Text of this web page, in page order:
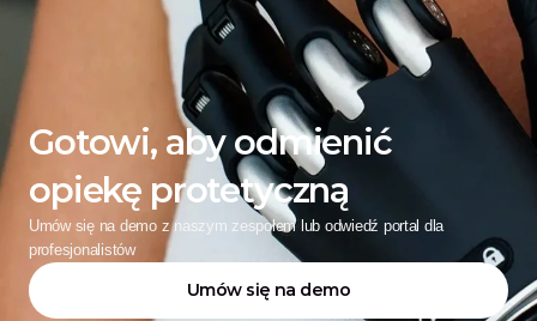
Gotowi, aby odmienić
opiekę protetyczną
Umów się na demo z naszym zespołem lub odwiedź portal dla
profesjonalistów
Umów się na demo